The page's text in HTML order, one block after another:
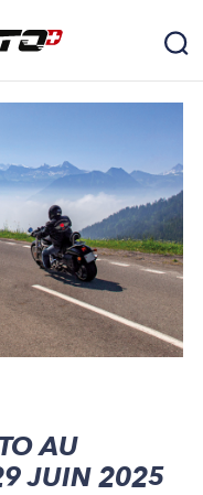
AU
JUIN 2025